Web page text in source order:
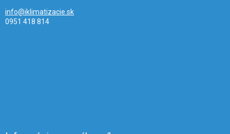
info@iklimatizacie.sk
0951 418 814